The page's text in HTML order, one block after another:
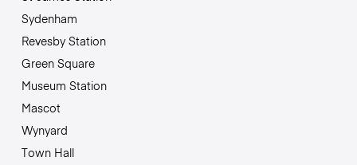
Sydenham
Revesby Station
Green Square
Museum Station
Mascot
Wynyard
Town Hall